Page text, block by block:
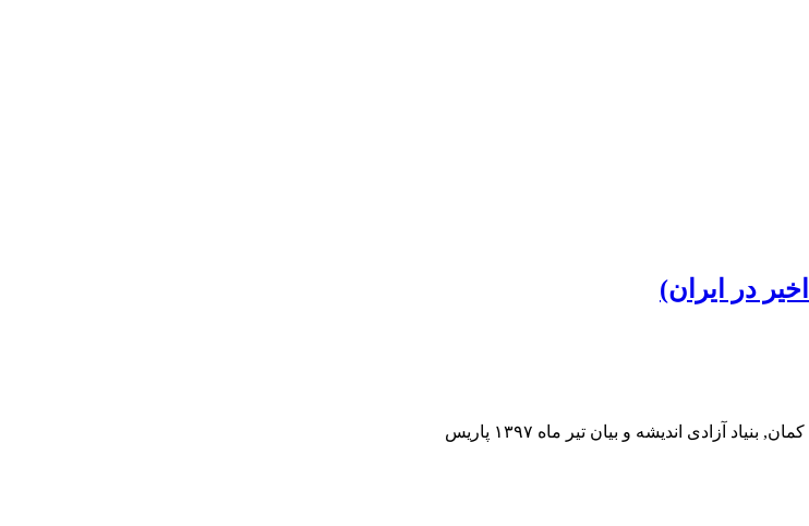
در ایران)
آزادی اندیشه و بیان تیر ماه ۱۳۹۷ پاریس